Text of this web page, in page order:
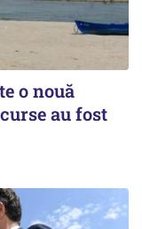
o nouă
au fost